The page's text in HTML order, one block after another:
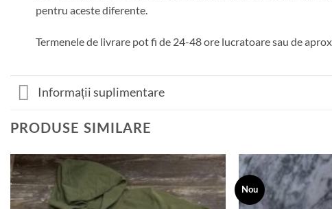
pentru aceste diferente.
Termenele de livrare pot fi de 24-48 ore lucratoare sau de
Informații suplimentare
PRODUSE SIMILARE
Add to
wishlist
Nou